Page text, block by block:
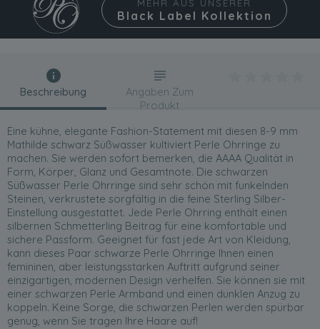
MEHR AUS UNSERER
Black Label Kollektion
Beschreibung
Eine kühne, elegante Fashion-Statement mit diesen 8-9 mm
Mathilde schwarz Süßwasser kultiviert Perle Ohrringe zu
machen. Sie werden sofort bemerken, die AAAA Qualität in
Form, Körper, Glanz und Gesamtnote. Die schwarzen
Süßwasser Perle Ohrringe sind sehr schön mit funkelnden
Steinen, verkrustete sorgfältig in die feine Sterling Silber-
Einstellung ausgestattet. Jede Perle Ohrring enthält einen
silbernen Schmetterling Beitrag für eine komfortable und
sichere Passform. Geeignet für fast jede Art von Kleidung,
kann dieses Paar schwarze Perle Ohrringe Ihnen einen
femininen, aber leistungsstarken Auftritt aufgrund seiner
einzigartigen, modernen Design verhelfen. Sie können sie mit
einer schwarzen Perle Armband und einen dunklen Anzug zu
koppeln. Keine Sorge, die schwarzen Perlen werden spürbar
genug, wenn Sie tragen Ihre Haare auf!
Angaben Zum
Produkt